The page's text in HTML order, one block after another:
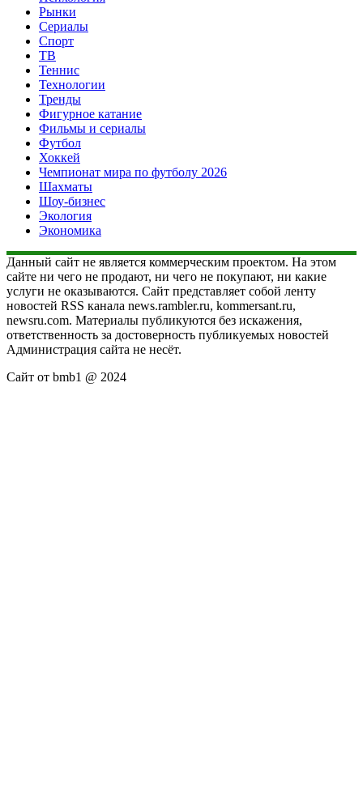
Рынки
Сериалы
Спорт
ТВ
Теннис
Технологии
Тренды
Фигурное катание
Фильмы и сериалы
Футбол
Хоккей
Чемпионат мира по футболу 2026
Шахматы
Шоу-бизнес
Экология
Экономика
Данный сайт не является коммерческим проектом. На этом
сайте ни чего не продают, ни чего не покупают, ни какие
услуги не оказываются. Сайт представляет собой ленту
новостей RSS канала news.rambler.ru, kommersant.ru,
newsru.com. Материалы публикуются без искажения,
ответственность за достоверность публикуемых новостей
Администрация сайта не несёт.
Сайт от bmb1 @ 2024